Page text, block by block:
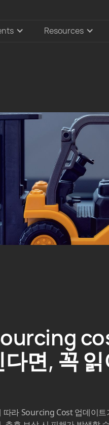
Resources
면, 꼭
라 Sourcing Cost 업데이